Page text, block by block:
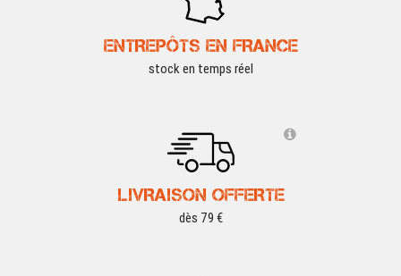
ENTREPÔTS EN FRANCE
stock en temps réel
LIVRAISON OFFERTE
dès 79 €